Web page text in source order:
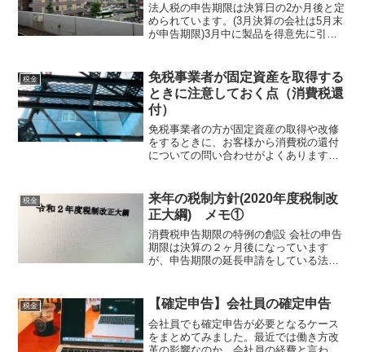
法人税の申告期限は決算日の2か月後と定
められています。(3月決算の会社は5月末
が申告期限)3月中に製品を得意先に引き
て適正に対価を見積もり計上する必要が
あります。取引...
税金
免税事業者が固定資産を取得する
ときに注意しておく点（消費税還
付）
免税事業者の方が固定資産の取得や改修
をするときに、お客様から消費税の還付
についての問い合わせがよくあります。
ある課税事業者になるために届け出を出
すことになります。消費税...
税金
来年の税制方針(2020年度税制改
正大綱) メモ①
消費税申告期限の特例の創設 会社の申告
期限は決算の２ヶ月後になっています
が、申告期限の延長申請をしている法人
税、都道府県民税、市町村民税でした。
上場企業は会計監査人の監査...
税金 【確定申告】会社員の確定申告
会社員でも確定申告が必要となるケース
をまとめてみました。最近では働き方改